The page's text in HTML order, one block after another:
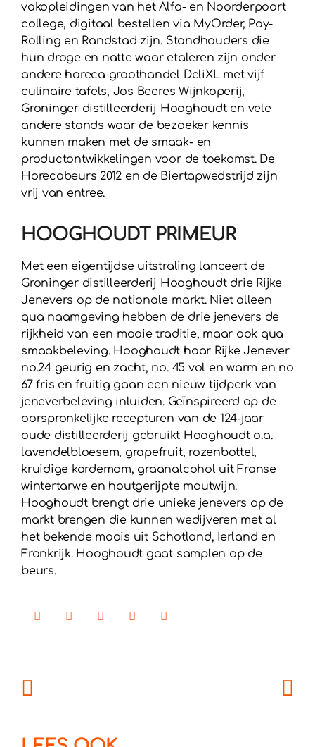
vakopleidingen van het Alfa- en Noorderpoort
college, digitaal bestellen via MyOrder, Pay-
Rolling en Randstad zijn. Standhouders die
hun droge en natte waar etaleren zijn onder
andere horeca groothandel DeliXL met vijf
culinaire tafels, Jos Beeres Wijnkoperij,
Groninger distilleerderij Hooghoudt en vele
andere stands waar de bezoeker kennis
kunnen maken met de smaak- en
productontwikkelingen voor de toekomst. De
Horecabeurs 2012 en de Biertapwedstrijd zijn
vrij van entree.
HOOGHOUDT PRIMEUR
Met een eigentijdse uitstraling lanceert de
Groninger distilleerderij Hooghoudt drie Rijke
Jenevers op de nationale markt. Niet alleen
qua naamgeving hebben de drie jenevers de
rijkheid van een mooie traditie, maar ook qua
smaakbeleving. Hooghoudt haar Rijke Jenever
no.24 geurig en zacht, no. 45 vol en warm en no
67 fris en fruitig gaan een nieuw tijdperk van
jeneverbeleving inluiden. Geïnspireerd op de
oorspronkelijke recepturen van de 124-jaar
oude distilleerderij gebruikt Hooghoudt o.a.
lavendelbloesem, grapefruit, rozenbottel,
kruidige kardemom, graanalcohol uit Franse
wintertarwe en houtgerijpte moutwijn.
Hooghoudt brengt drie unieke jenevers op de
markt brengen die kunnen wedijveren met al
het bekende moois uit Schotland, Ierland en
Frankrijk. Hooghoudt gaat samplen op de
beurs.